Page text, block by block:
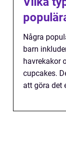
Några
barn
havrekakor
cupcakes.
att göra det